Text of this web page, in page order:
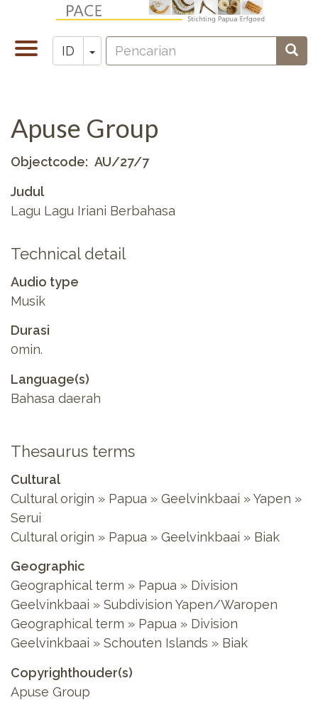
Toggle
navigation
ID Toggle Dropdown
Zoeken
Pencarian
Apuse Group
Objectcode AU/27/7
Judul
Lagu Lagu Iriani Berbahasa
Technical detail
Audio type
Musik
Durasi
0min.
Language(s)
Bahasa daerah
Thesaurus terms
Cultural
Cultural origin » Papua » Geelvinkbaai » Yapen »
Serui
Cultural origin » Papua » Geelvinkbaai » Biak
Geographic
Geographical term » Papua » Division
Geelvinkbaai » Subdivision Yapen/Waropen
Geographical term » Papua » Division
Geelvinkbaai » Schouten Islands » Biak
Copyrighthouder(s)
Apuse Group